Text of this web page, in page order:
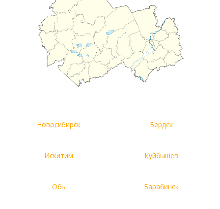
Новосибирск Бердск
Искитим Куйбышев
Обь Барабинск